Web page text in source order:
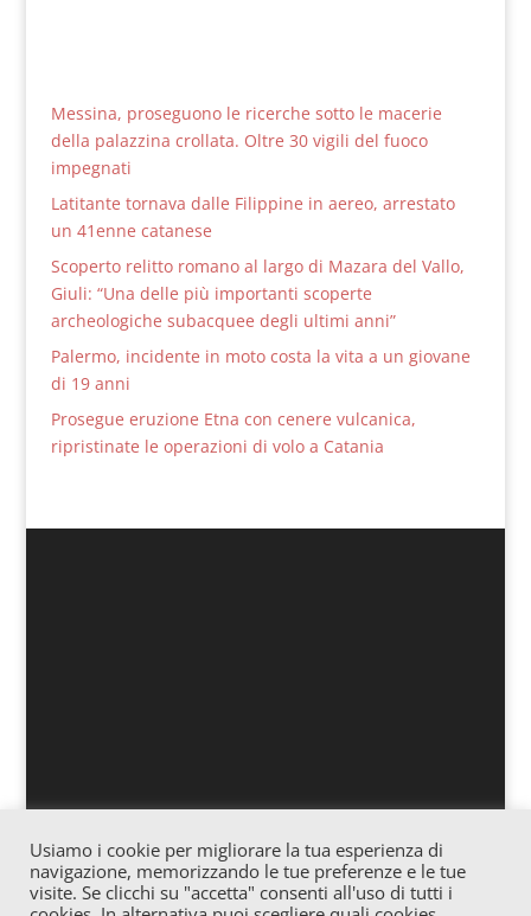
Messina, proseguono le ricerche sotto le macerie
della palazzina crollata. Oltre 30 vigili del fuoco
impegnati
Latitante tornava dalle Filippine in aereo, arrestato
un 41enne catanese
Scoperto relitto romano al largo di Mazara del Vallo,
Giuli: “Una delle più importanti scoperte
archeologiche subacquee degli ultimi anni”
Palermo, incidente in moto costa la vita a un giovane
di 19 anni
Prosegue eruzione Etna con cenere vulcanica,
ripristinate le operazioni di volo a Catania
Associazione culturale “Officina” – Via Vitale 25
Gagliano – Cod. fiscale: 91057620865 – Iscrizione
Usiamo i cookie per migliorare la tua esperienza di
navigazione, memorizzando le tue preferenze e le tue
visite. Se clicchi su "accetta" consenti all'uso di tutti i